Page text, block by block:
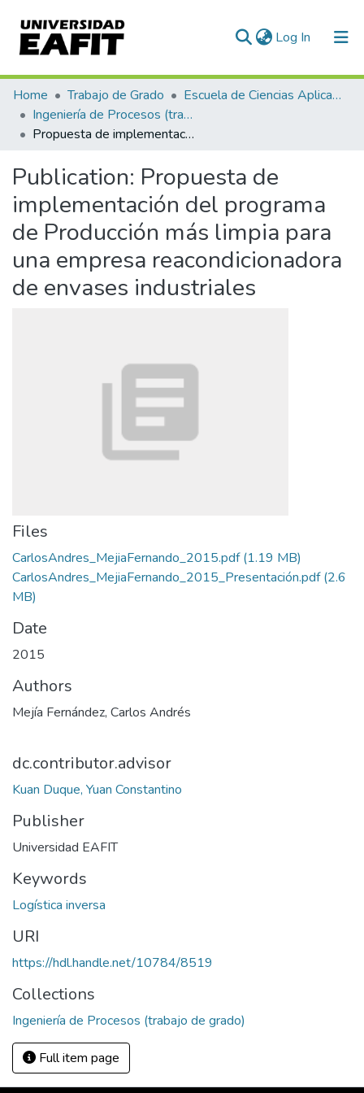
Log In (current)
Communities & Collections
All of DSpace
Home Trabajo de Grado
Escuela de Ciencias Aplicadas e Ingeniería
Ingeniería de Procesos (trabajo de grado)
Propuesta de implementación del programa de Producción más limpia para una empresa reacondicionadora de envases industriales
Publication: Propuesta de
implementación del programa
de Producción más limpia para
una empresa reacondicionadora
de envases industriales
Files
CarlosAndres_MejiaFernando_2015.pdf(1.19 MB)
CarlosAndres_MejiaFernando_2015_Presentación.pdf(2.6
MB)
Date
2015
Authors
Mejía Fernández, Carlos Andrés
dc.contributor.advisor
Kuan Duque, Yuan Constantino
Publisher
Universidad EAFIT
Keywords
Logística inversa
URI
https://hdl.handle.net/10784/8519
Collections
Ingeniería de Procesos (trabajo de grado)
Full item page